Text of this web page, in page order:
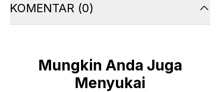
KOMENTAR (0)
Mungkin Anda Juga
Menyukai